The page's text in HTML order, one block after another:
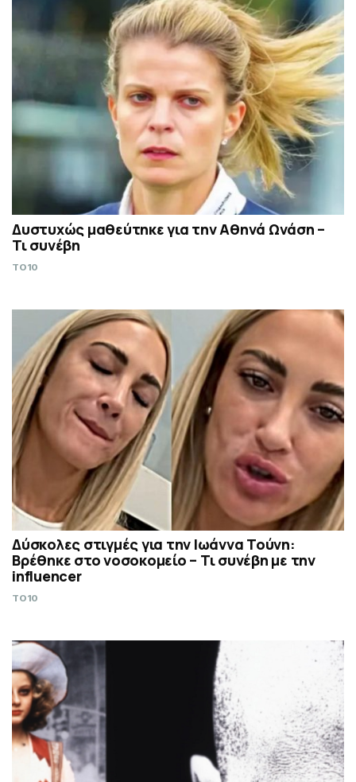
Δυστυχώς μαθεύτηκε για την Αθηνά Ωνάση –
Τι συνέβη
TO10
Δύσκολες στιγμές για την Ιωάννα Τούνη:
Βρέθηκε στο νοσοκομείο – Τι συνέβη με την
influencer
TO10